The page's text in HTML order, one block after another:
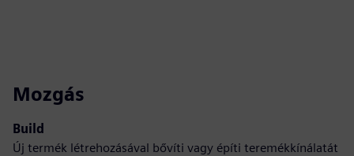
Mozgás
Build
Új termék létrehozásával bővíti vagy építi teremékkínálatát